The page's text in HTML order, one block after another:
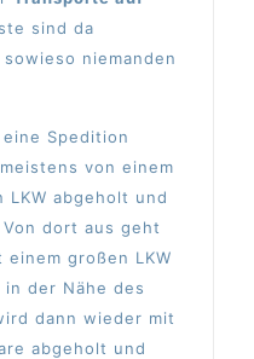
sind da
niemanden
Spedition
von einem
LKW abgeholt und
dort aus geht
großen LKW
der Nähe des
dann wieder mit
abgeholt und